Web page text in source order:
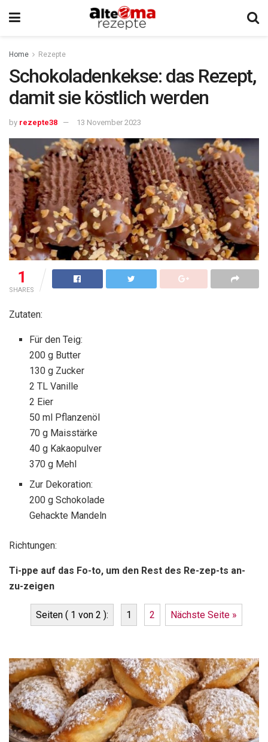
Home Rezepte
Schokoladenkekse: das Rezept,
damit sie köstlich werden
by rezepte38 13 November 2023
1
SHARES
Zutaten:
Für den Teig:
200 g Butter
130 g Zucker
2 TL Vanille
2 Eier
50 ml Pflanzenöl
70 g Maisstärke
40 g Kakaopulver
370 g Mehl
Zur Dekoration:
200 g Schokolade
Gehackte Mandeln
Richtungen:
Ti-ppe auf das Fo-to, um den Rest des Re-zep-ts an-
zu-zeigen
Seiten ( 1 von 2 ): 1 2 Nächste Seite »